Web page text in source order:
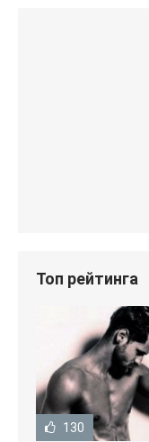
Топ рейтинга
130